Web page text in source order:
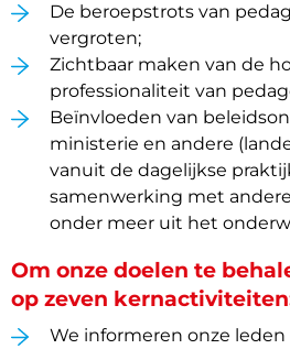
De beroepstrots van
vergroten;
Zichtbaar maken van de
professionaliteit van
Beïnvloeden van
ministerie en andere
vanuit de dagelijkse
samenwerking met
onder meer uit het
Om onze doelen te
op zeven
We informeren onze